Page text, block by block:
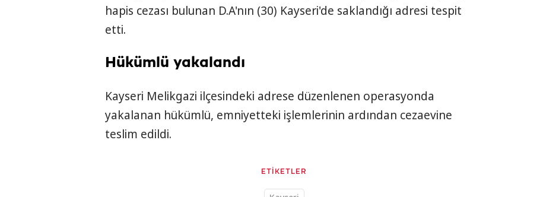
hapis cezası bulunan D.A'nın (30) Kayseri'de saklandığı adresi tespit
etti.
Hükümlü yakalandı
Kayseri Melikgazi ilçesindeki adrese düzenlenen operasyonda
yakalanan hükümlü, emniyetteki işlemlerinin ardından cezaevine
teslim edildi.
ETİKETLER